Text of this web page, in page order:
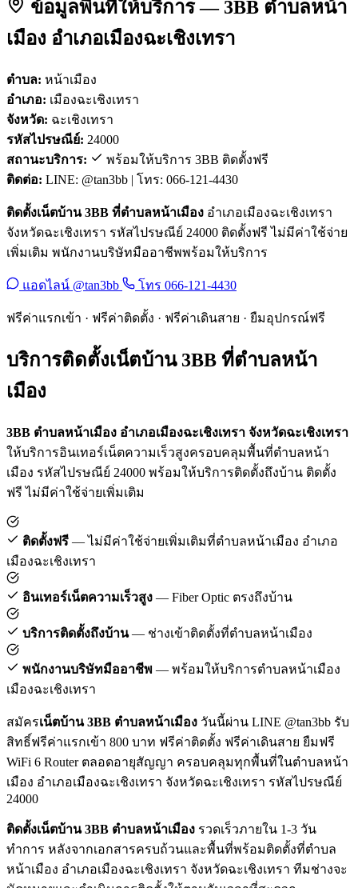
ข้อมูลพื้นที่ให้บริการ — 3BB ตำบลหน้า
เมือง อำเภอเมืองฉะเชิงเทรา
ตำบล: หน้าเมือง
อำเภอ: เมืองฉะเชิงเทรา
จังหวัด: ฉะเชิงเทรา
รหัสไปรษณีย์: 24000
สถานะบริการ:
พร้อมให้บริการ 3BB ติดตั้งฟรี
ติดต่อ: LINE: @tan3bb | โทร: 066-121-4430
ติดตั้งเน็ตบ้าน 3BB ที่ตำบลหน้าเมือง อำเภอเมืองฉะเชิงเทรา
จังหวัดฉะเชิงเทรา รหัสไปรษณีย์ 24000 ติดตั้งฟรี ไม่มีค่าใช้จ่าย
เพิ่มเติม พนักงานบริษัทมืออาชีพพร้อมให้บริการ
แอดไลน์ @tan3bb โทร 066-121-4430
ฟรีค่าแรกเข้า · ฟรีค่าติดตั้ง · ฟรีค่าเดินสาย · ยืมอุปกรณ์ฟรี
บริการติดตั้งเน็ตบ้าน 3BB ที่ตำบลหน้า
เมือง
3BB ตำบลหน้าเมือง อำเภอเมืองฉะเชิงเทรา จังหวัดฉะเชิงเทรา
ให้บริการอินเทอร์เน็ตความเร็วสูงครอบคลุมพื้นที่ตำบลหน้า
เมือง รหัสไปรษณีย์ 24000 พร้อมให้บริการติดตั้งถึงบ้าน ติดตั้ง
ฟรี ไม่มีค่าใช้จ่ายเพิ่มเติม
ติดตั้งฟรี — ไม่มีค่าใช้จ่ายเพิ่มเติมที่ตำบลหน้าเมือง อำเภอ
เมืองฉะเชิงเทรา
อินเทอร์เน็ตความเร็วสูง — Fiber Optic ตรงถึงบ้าน
บริการติดตั้งถึงบ้าน— ช่างเข้าติดตั้งที่ตำบลหน้าเมือง
พนักงานบริษัทมืออาชีพ — พร้อมให้บริการตำบลหน้าเมือง
เมืองฉะเชิงเทรา
สมัครเน็ตบ้าน 3BB ตำบลหน้าเมือง วันนี้ผ่าน LINE @tan3bb รับ
สิทธิ์ฟรีค่าแรกเข้า 800 บาท ฟรีค่าติดตั้ง ฟรีค่าเดินสาย ยืมฟรี
WiFi 6 Router ตลอดอายุสัญญา ครอบคลุมทุกพื้นที่ในตำบลหน้า
เมือง อำเภอเมืองฉะเชิงเทรา จังหวัดฉะเชิงเทรา รหัสไปรษณีย์
24000
ติดตั้งเน็ตบ้าน 3BB ตำบลหน้าเมือง รวดเร็วภายใน 1-3 วัน
ทำการ หลังจากเอกสารครบถ้วนและพื้นที่พร้อมติดตั้งที่ตำบล
หน้าเมือง อำเภอเมืองฉะเชิงเทรา จังหวัดฉะเชิงเทรา ทีมช่างจะ